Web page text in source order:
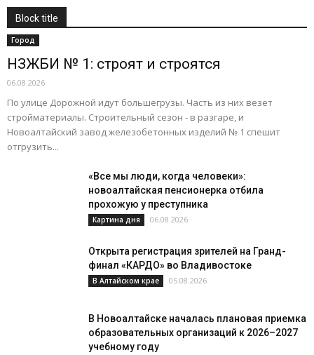
Block title
Подробнее
Город
НЗЖБИ № 1: строят и строятся
06.08.2026
По улице Дорожной идут большегрузы. Часть из них везет
стройматериалы. Строительный сезон - в разгаре, и
Новоалтайский завод железобетонных изделий № 1 спешит
отгрузить...
«Все мы люди, когда человеки»:
новоалтайская пенсионерка отбила
прохожую у преступника
Картина дня 06.08.2026
Открыта регистрация зрителей на Гранд-
финал «КАРДО» во Владивостоке
В Алтайском крае 05.08.2026
В Новоалтайске началась плановая приемка
образовательных организаций к 2026–2027
учебному году